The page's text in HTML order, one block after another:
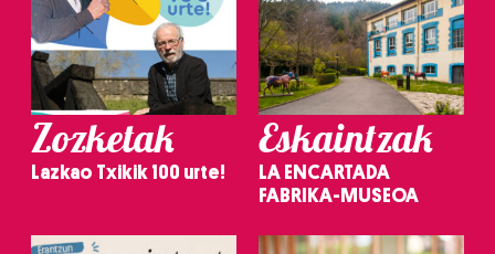
Zozketak
Lazkao Txikik 100 urte!
Eskaintzak
LA ENCARTADA
FABRIKA-MUSEOA